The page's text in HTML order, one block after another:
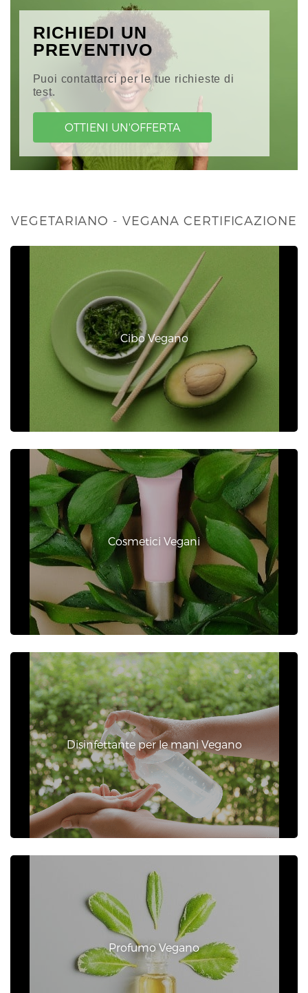
RICHIEDI UN
PREVENTIVO
Puoi contattarci per le tue richieste di
test.
OTTIENI UN'OFFERTA
VEGETARIANO - VEGANA CERTIFICAZIONE
Cibo Vegano
Cosmetici Vegani
Disinfettante per le mani Vegano
Profumo Vegano